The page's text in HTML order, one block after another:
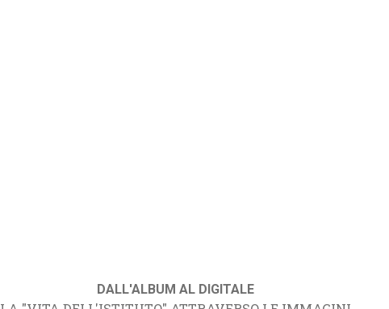
DALL'ALBUM AL DIGITALE